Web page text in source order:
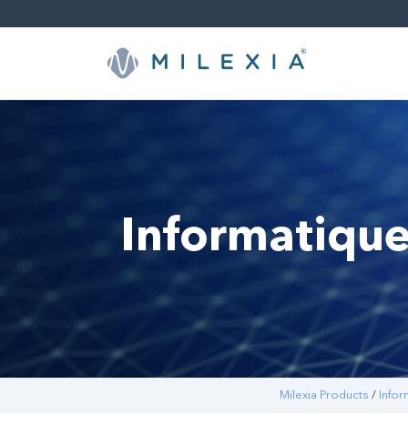
Milexia Products /